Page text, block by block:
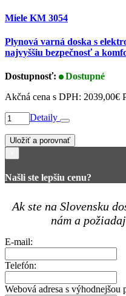
Miele KM 3054
Plynová varná doska s
najvyššiu bezpečnosť a
Dostupnosť:
Dostupné
Akčná cena s DPH: 2039,00€
Detaily
Uložiť a porovnať
Našli ste lepšiu cenu?
Ak ste na Slovensku
nám a
E-mail:
Telefón:
Webová adresa s výhodnejšou